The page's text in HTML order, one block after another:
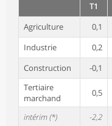
T1
Agriculture
0,1
Industrie
0,2
Construction
-0,1
Tertiaire
marchand
0,5
intérim (*) -2,2